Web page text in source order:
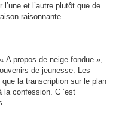
et l’autre plutôt que de
raisonnante.
A propos de neige fondue »,
de jeunesse. Les
la transcription sur le plan
la confession. C ’est